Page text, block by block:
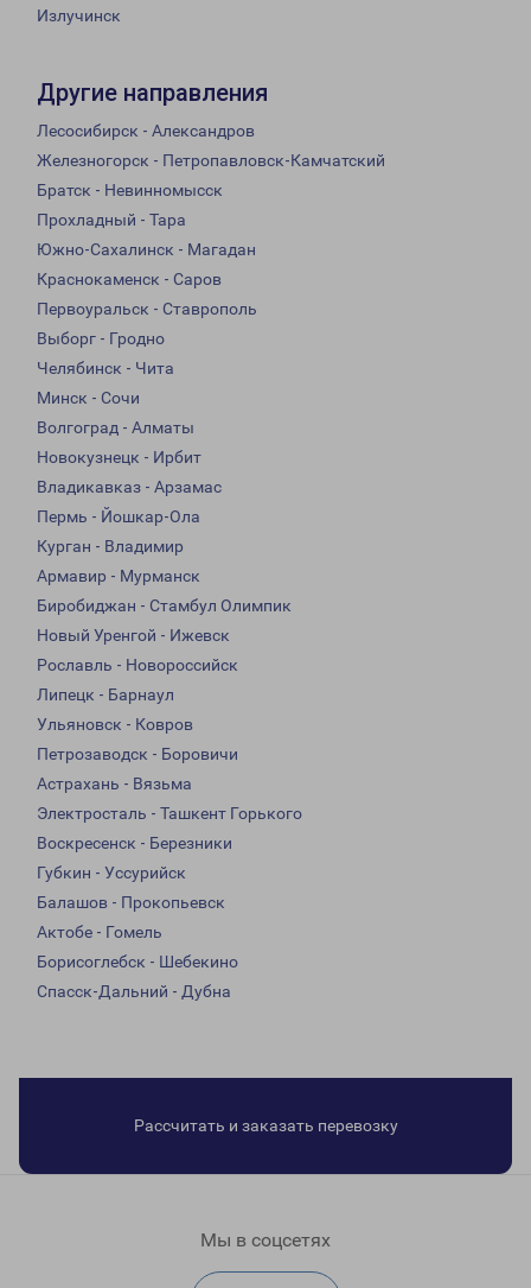
Излучинск
Другие направления
Лесосибирск - Александров
Железногорск - Петропавловск-Камчатский
Братск - Невинномысск
Прохладный - Тара
Южно-Сахалинск - Магадан
Краснокаменск - Саров
Первоуральск - Ставрополь
Выборг - Гродно
Челябинск - Чита
Минск - Сочи
Волгоград - Алматы
Новокузнецк - Ирбит
Владикавказ - Арзамас
Пермь - Йошкар-Ола
Курган - Владимир
Армавир - Мурманск
Биробиджан - Стамбул Олимпик
Новый Уренгой - Ижевск
Рославль - Новороссийск
Липецк - Барнаул
Ульяновск - Ковров
Петрозаводск - Боровичи
Астрахань - Вязьма
Электросталь - Ташкент Горького
Воскресенск - Березники
Губкин - Уссурийск
Балашов - Прокопьевск
Актобе - Гомель
Борисоглебск - Шебекино
Спасск-Дальний - Дубна
Рассчитать и заказать перевозку
Мы в соцсетях